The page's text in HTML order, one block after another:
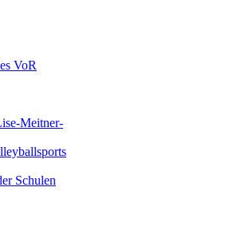
VoR
Meitner-
Schulen